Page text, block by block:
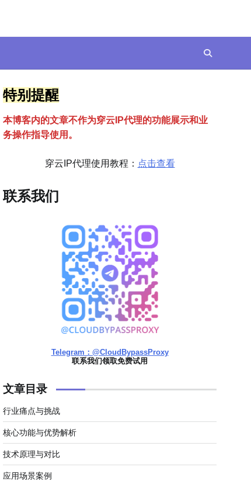
特别提醒
本博客内的文章不作为穿云 P代理的功能展示和业
务操作指导使用。
穿云IP代理使用教程： 点击查看
联系我们
Telegram：@CloudBypassProxy
联系我们领取免费试用
文章目录
行业痛点与挑战
核心功能与优势解析
技术原理与对比
应用场景案例